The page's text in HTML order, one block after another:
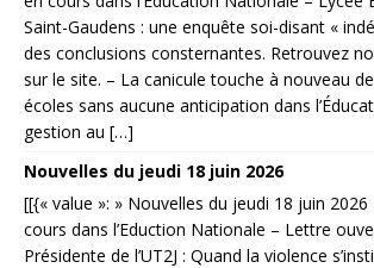
Saint-Gaudens : une enquête soi-disant «
des conclusions consternantes. Retrouvez
sur le site. – La canicule touche à nouveau
écoles sans aucune anticipation dans
gestion au […]
Nouvelles du jeudi 18 juin 2026
[[{« value »: » Nouvelles du jeudi 18 juin
cours dans l’Eduction Nationale – Lettre
Présidente de l’UT2J : Quand la violence